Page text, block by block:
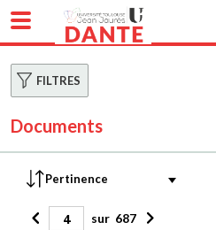
FILTRES
Documents
sur 687